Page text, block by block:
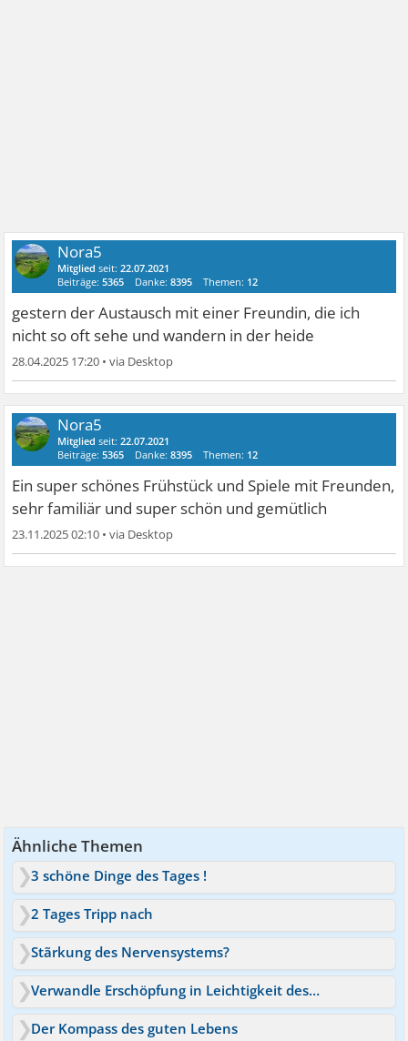
Nora5
Mitglied seit:22.07.2021
Beiträge:5365 Danke:8395 Themen: 12
gestern der Austausch mit einer Freundin, die ich
nicht so oft sehe und wandern in der heide
28.04.2025 17:20 •
Nora5
Mitglied seit:22.07.2021
Beiträge:5365 Danke:8395 Themen: 12
Ein super schönes Frühstück und Spiele mit Freunden,
sehr familiär und super schön und gemütlich
23.11.2025 02:10 •
Ähnliche Themen
3 schöne Dinge des Tages !
2 Tages Tripp nach
Stãrkung des Nervensystems?
Verwandle Erschöpfung in Leichtigkeit des Seins
Der Kompass des guten Lebens